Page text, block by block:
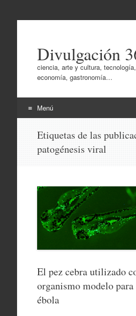
Divulgación
ciencia, arte y cultura,
economía, gastronomía…
Menú
contenido
Etiquetas de las
patogénesis viral
El pez cebra utilizado
organismo modelo
ébola